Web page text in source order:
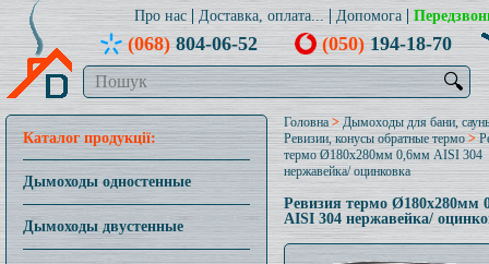
Про нас Доставка, оплата... Допомога
(068)804-06-52 (050)194-18-70
🔍
Каталог продукції:
Дымоходы одностенные
Дымоходы двустенные
Головна > Дымоходы для бани,
Ревизии, конусы обратные термо>
термо Ø180x280мм 0,6мм AISI 304
нержавейка/ оцинковка
Ревизия термо Ø180x280мм
AISI 304 нержавейка/